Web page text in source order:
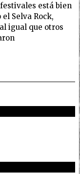
está bien
Selva Rock,
igual que otros